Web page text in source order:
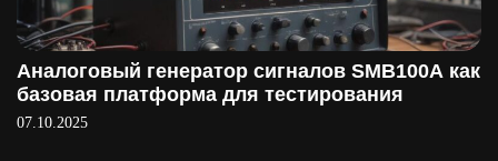
Аналоговый генератор сигналов SMB100A как
базовая платформа для тестирования
07.10.2025